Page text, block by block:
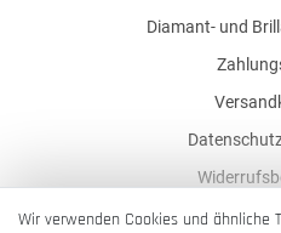
Diamant- und
Wir verwenden Cookies und ähnliche